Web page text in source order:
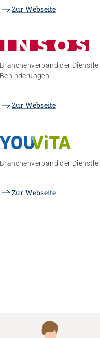
Zur Webseite
Branchenverband der
Behinderungen
Zur Webseite
Branchenverband der
Zur Webseite